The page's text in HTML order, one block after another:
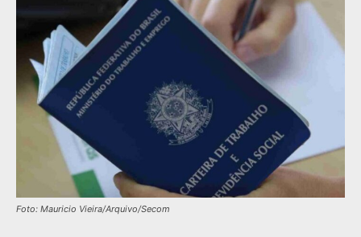
Foto: Mauricio Vieira/Arquivo/Secom